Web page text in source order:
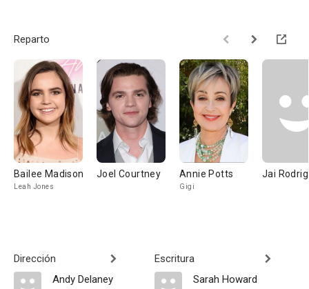
Reparto
Bailee Madison
Leah Jones
Joel Courtney Annie Potts
Gigi
Jai
Dirección
Andy Delaney
Escritura
Sarah Howard